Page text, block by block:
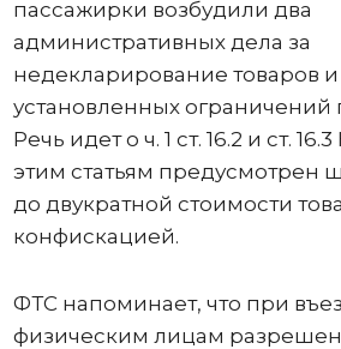
пассажирки возбудили два
административных дела за
недекларирование товаров
установленных ограничений
Речь идет о ч. 1 ст. 16.2 и ст.
этим статьям предусмотрен
до двукратной стоимости
конфискацией.
ФТС напоминает, что при
физическим лицам